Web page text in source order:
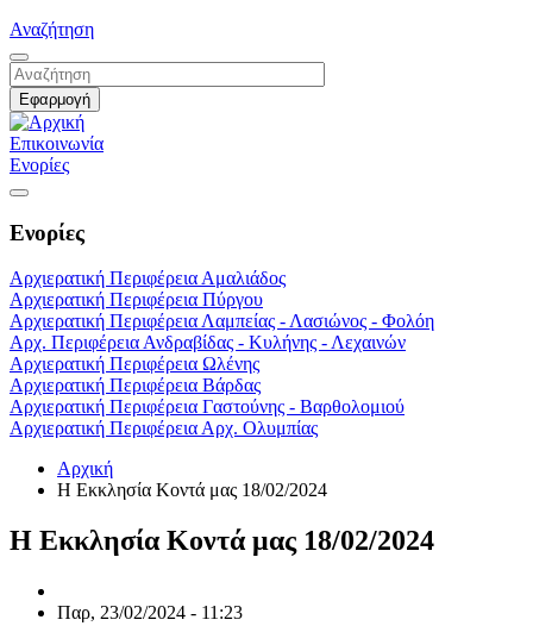
Αναζήτηση
Επικοινωνία
Ενορίες
Ενορίες
Αρχιερατική Περιφέρεια Αμαλιάδος
Αρχιερατική Περιφέρεια Πύργου
Αρχιερατική Περιφέρεια Λαμπείας - Λασιώνος - Φολόη
Αρχ. Περιφέρεια Ανδραβίδας - Κυλήνης - Λεχαινών
Αρχιερατική Περιφέρεια Ωλένης
Αρχιερατική Περιφέρεια Βάρδας
Αρχιερατική Περιφέρεια Γαστούνης - Βαρθολομιού
Αρχιερατική Περιφέρεια Αρχ. Ολυμπίας
Αρχική
Η Εκκλησία Κοντά μας 18/02/2024
Η Εκκλησία Κοντά μας 18/02/2024
Παρ, 23/02/2024 - 11:23